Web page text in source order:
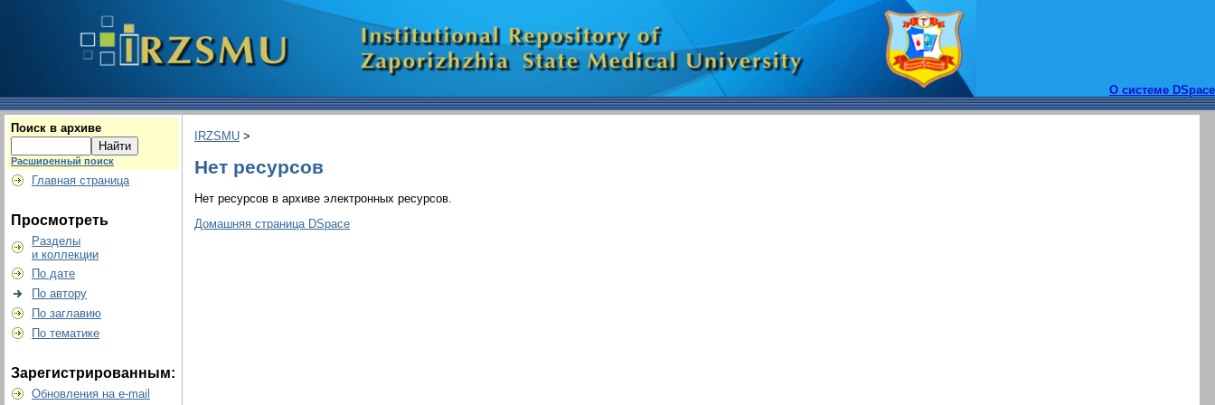
О системе DSpace
Поиск в архиве
Расширенный поиск
Главная страница
Просмотреть
Разделы
и коллекции
По дате
По автору
По заглавию
По тематике
Зарегистрированным:
Обновления на e-mail
IRZSMU >
Нет ресурсов
Нет ресурсов в архиве электронных ресурсов.
Домашняя страница DSpace